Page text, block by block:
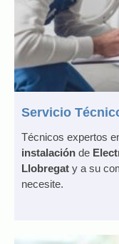
Servicio
Técnicos expertos
instalación de
Llobregat y a su
necesite.